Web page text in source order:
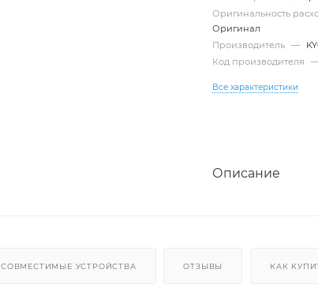
Оригинальность
Оригинал
Производитель
—
Код производителя
Все характеристики
Описание
СОВМЕСТИМЫЕ УСТРОЙСТВА ОТЗЫВЫ КАК